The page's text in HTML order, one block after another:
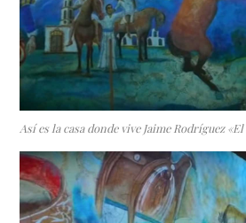
Así es la casa donde vive Jaime Rodríguez